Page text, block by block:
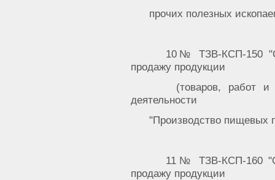
прочих полезных
10№ ТЗВ-КСП-150
продажу продукции
(товаров, работ
деятельности
"Производство пищевых
11№ ТЗВ-КСП-160
продажу продукции